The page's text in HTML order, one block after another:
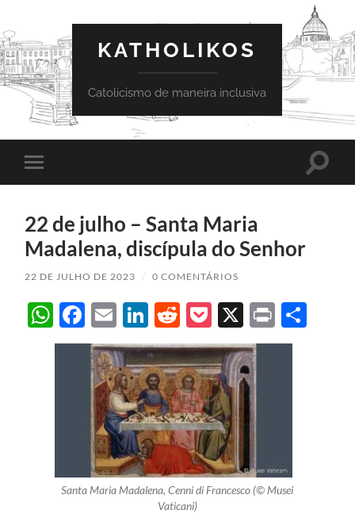
KATHOLIKOS
Catolicismo de maneira inclusiva
Toggle
mobile
Toggle
22 de julho – Santa Maria
Madalena, discípula do Senhor
22 DE JULHO DE 2023 / 0 COMENTÁRIOS
WhatsApp
Facebook
EmailLinkedIn
Reddit
Pocket
X Print
Santa Maria Madalena, Cenni di Francesco (© Musei
Vaticani)